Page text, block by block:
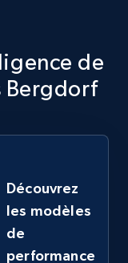
rating,
and
de
Bergdorf
Découvrez
les modèles
de
performance